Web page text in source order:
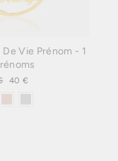
Vie Prénom - 1
Prix
réduit
40 €